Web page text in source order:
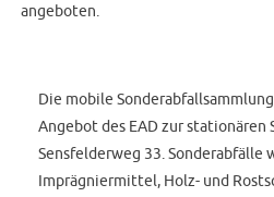
angeboten.
Die mobile
Angebot des EAD zur stationären
Sensfelderweg 33. Sonderabfälle
Imprägniermittel, Holz- und